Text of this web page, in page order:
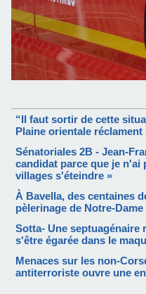
“Il faut sortir de cette
Plaine orientale
Sénatoriales 2B - Jean-
candidat parce que je n'ai
villages s'éteindre »
À Bavella, des centaines
pèlerinage de Notre-
Sotta- Une septuagénaire
s'être égarée dans le
Menaces sur les non-
antiterroriste ouvre une